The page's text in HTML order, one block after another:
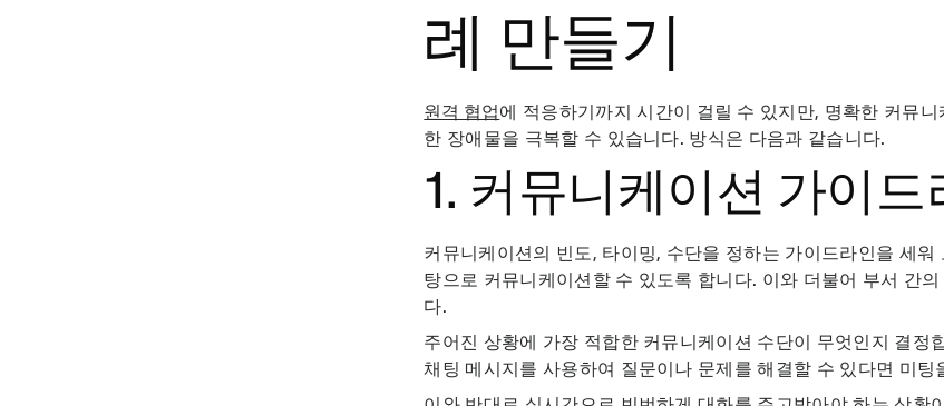
례 만들기
원격 협업에 적응하기까지 시간이 걸릴 수 있지만, 명확한 커뮤
한 장애물을 극복할 수 있습니다. 방식은 다음과 같습니다.
1. 커뮤니케이션 가이드
커뮤니케이션의 빈도, 타이밍, 수단을 정하는 가이드라인을 세워
탕으로 커뮤니케이션할 수 있도록 합니다. 이와 더불어 부서 간
다.
주어진 상황에 가장 적합한 커뮤니케이션 수단이 무엇인지 결정
채팅 메시지를 사용하여 질문이나 문제를 해결할 수 있다면 미팅